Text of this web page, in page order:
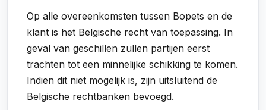
Op alle overeenkomsten tussen Bopets en de
klant is het Belgische recht van toepassing. In
geval van geschillen zullen partijen eerst
trachten tot een minnelijke schikking te komen.
Indien dit niet mogelijk is, zijn uitsluitend de
Belgische rechtbanken bevoegd.